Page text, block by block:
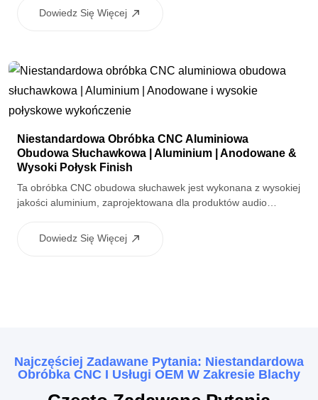
z aluminium 6063 i wykończone wysokim połyskiem
anodowania i utleniania wtórnego, obudowa zapewnia
do dostosowanych do potrzeb produktów słuchawkowych.
Dowiedz Się Więcej
Niestandardowa Obróbka CNC Aluminiowa
Obudowa Słuchawkowa | Aluminium | Anodowane &
Wysoki Połysk Finish
Ta obróbka CNC obudowa słuchawek jest wykonana z wysokiej
jakości aluminium, zaprojektowana dla produktów audio
stabilnej wydajności strukturalnej. Dzięki wielostopowemu
wykończeniu powierzchni, w tym polerowaniu, anodowaniu
Dowiedz Się Więcej
Najczęściej Zadawane Pytania: Niestandardowa
Obróbka CNC I Usługi OEM W Zakresie Blachy